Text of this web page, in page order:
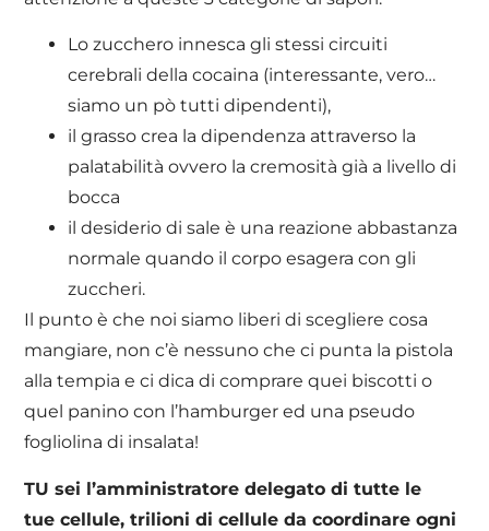
Lo zucchero innesca gli stessi circuiti
cerebrali della cocaina (interessante, vero…
siamo un pò tutti dipendenti),
il grasso crea la dipendenza attraverso la
palatabilità ovvero la cremosità già a livello di
bocca
il desiderio di sale è una reazione abbastanza
normale quando il corpo esagera con gli
zuccheri.
Il punto è che noi siamo liberi di scegliere cosa
mangiare, non c’è nessuno che ci punta la pistola
alla tempia e ci dica di comprare quei biscotti o
quel panino con l’hamburger ed una pseudo
fogliolina di insalata!
TU sei l’amministratore delegato di tutte le
tue cellule, trilioni di cellule da coordinare ogni